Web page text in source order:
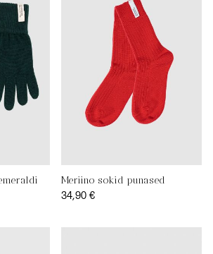
Meriino sokid punased
34,90 €